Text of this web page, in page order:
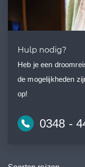
Hulp nodig?
Heb je een
de mogelijkheden
op!
0348 -